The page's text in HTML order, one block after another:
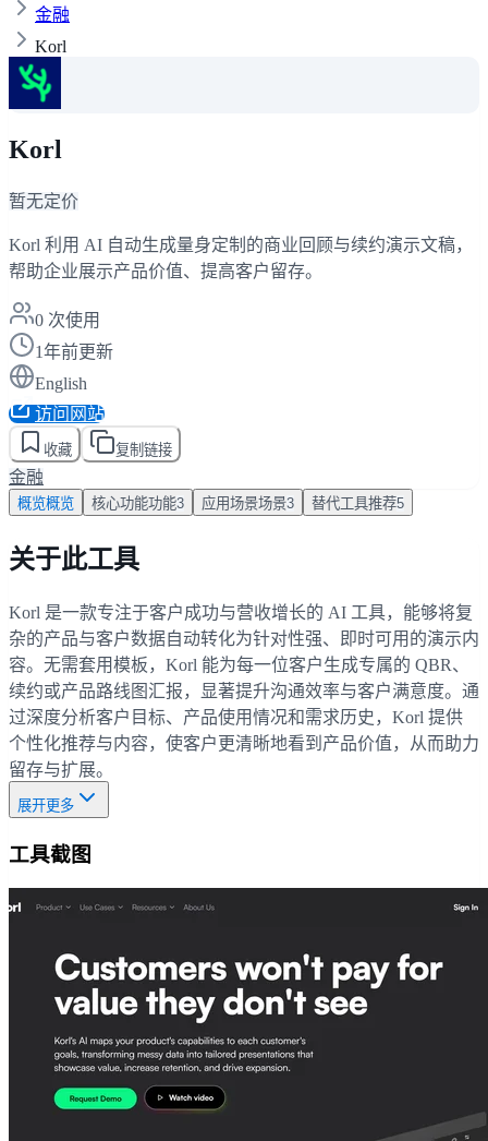
金融
Korl
Korl
暂无定价
Korl 利用 AI 自动生成量身定制的商业回顾与续约演示文稿，
帮助企业展示产品价值、提高客户留存。
0 次使用
1年前更新
English
访问网站
收藏 复制链接
金融
概览概览 核心功能功能3 应用场景场景3 替代工具推荐5
关于此工具
Korl 是一款专注于客户成功与营收增长的 AI 工具，能够将复
杂的产品与客户数据自动转化为针对性强、即时可用的演示内
容。无需套用模板，Korl 能为每一位客户生成专属的 QBR、
续约或产品路线图汇报，显著提升沟通效率与客户满意度。通
过深度分析客户目标、产品使用情况和需求历史，Korl 提供
个性化推荐与内容，使客户更清晰地看到产品价值，从而助力
留存与扩展。
展开更多
工具截图